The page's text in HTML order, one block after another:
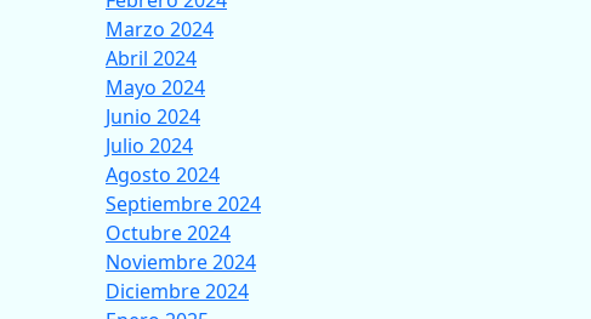
Marzo 2024
Abril 2024
Mayo 2024
Junio 2024
Julio 2024
Agosto 2024
Septiembre 2024
Octubre 2024
Noviembre 2024
Diciembre 2024